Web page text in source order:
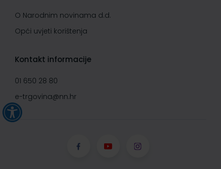
O Narodnim novinama d.d.
Opći uvjeti korištenja
Kontakt informacije
01 650 28 80
e-trgovina@nn.hr